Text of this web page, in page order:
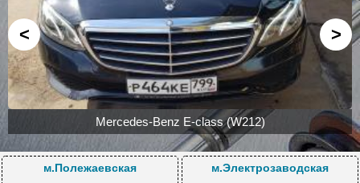
<
Mercedes-Benz E-class (W212)
>
м.Полежаевская
м.Электрозаводская